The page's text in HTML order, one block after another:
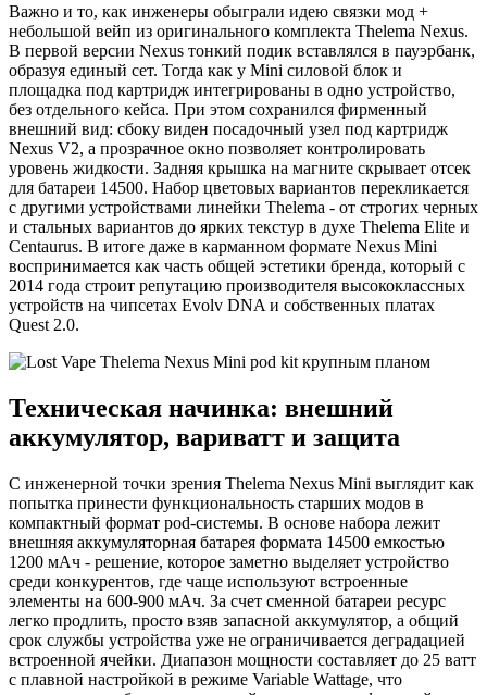
Важно и то, как инженеры обыграли идею связки мод +
небольшой вейп из оригинального комплекта Thelema Nexus.
В первой версии Nexus тонкий подик вставлялся в пауэрбанк,
образуя единый сет. Тогда как у Mini силовой блок и
площадка под картридж интегрированы в одно устройство,
без отдельного кейса. При этом сохранился фирменный
внешний вид: сбоку виден посадочный узел под картридж
Nexus V2, а прозрачное окно позволяет контролировать
уровень жидкости. Задняя крышка на магните скрывает отсек
для батареи 14500. Набор цветовых вариантов перекликается
с другими устройствами линейки Thelema - от строгих черных
и стальных вариантов до ярких текстур в духе Thelema Elite и
Centaurus. В итоге даже в карманном формате Nexus Mini
воспринимается как часть общей эстетики бренда, который с
2014 года строит репутацию производителя высококлассных
устройств на чипсетах Evolv DNA и собственных платах
Quest 2.0.
Техническая начинка: внешний
аккумулятор, вариватт и защита
С инженерной точки зрения Thelema Nexus Mini выглядит как
попытка принести функциональность старших модов в
компактный формат pod-системы. В основе набора лежит
внешняя аккумуляторная батарея формата 14500 емкостью
1200 мАч - решение, которое заметно выделяет устройство
среди конкурентов, где чаще используют встроенные
элементы на 600-900 мАч. За счет сменной батареи ресурс
легко продлить, просто взяв запасной аккумулятор, а общий
срок службы устройства уже не ограничивается деградацией
встроенной ячейки. Диапазон мощности составляет до 25 ватт
с плавной настройкой в режиме Variable Wattage, что